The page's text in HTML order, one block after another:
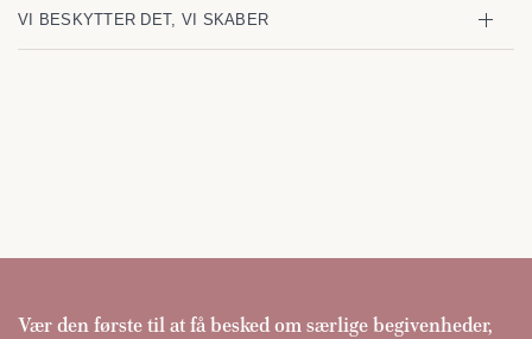
VI BESKYTTER DET, VI SKABER
Vær den første til at få besked om særlige begivenheder,